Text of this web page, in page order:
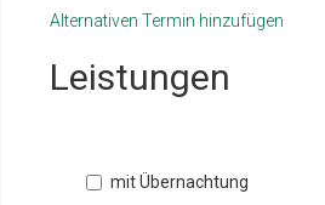
Alternativen Termin hinzufügen
Leistungen
mit Übernachtung